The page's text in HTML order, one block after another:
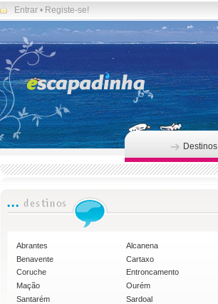
Entrar • Registe-se!
Destinos
Abrantes Alcanena
Benavente
Cartaxo
Coruche
Entroncamento
Mação
Ourém
Santarém
Sardoal